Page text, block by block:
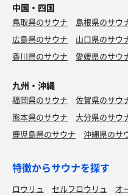
中国・四国
鳥取県のサウナ 島根県のサウ
広島県のサウナ
山口県のサウ
香川県のサウナ
愛媛県のサウ
九州・沖縄
福岡県のサウナ 佐賀県のサウ
熊本県のサウナ
大分県のサウ
鹿児島県のサウナ
沖縄県のサ
特徴からサウナを探す
ロウリュ セルフロウリュ オ